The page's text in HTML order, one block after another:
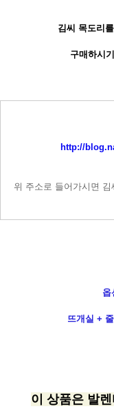
김씨 목도리
구매하시
http://
위 주소로 들어가시면
옵
뜨개실 +
이 상품은 발